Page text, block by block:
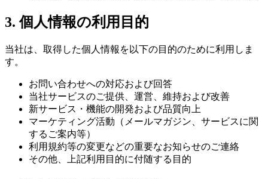
3. 個人情報の利用目的
当社は、取得した個人情報を以下の目的のために利用しま
す。
お問い合わせへの対応および回答
当社サービスのご提供、運営、維持および改善
新サービス・機能の開発および品質向上
マーケティング活動（メールマガジン、サービスに関
するご案内等）
利用規約等の変更などの重要なお知らせのご連絡
その他、上記利用目的に付随する目的